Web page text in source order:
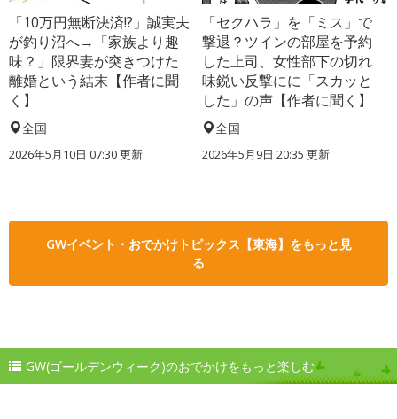
「10万円無断決済!?」誠実夫
が釣り沼へ→「家族より趣
味？」限界妻が突きつけた
離婚という結末【作者に聞
く】
全国
2026年5月10日 07:30 更新
「セクハラ」を「ミス」で
撃退？ツインの部屋を予約
した上司、女性部下の切れ
味鋭い反撃にに「スカッと
した」の声【作者に聞く】
全国
2026年5月9日 20:35 更新
GWイベント・おでかけトピックス【東海】をもっと見
る
GW(ゴールデンウィーク)のおでかけをもっと楽しむ